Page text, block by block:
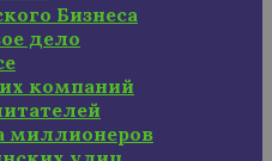
Бизнеса
дело
компаний
миллионеров